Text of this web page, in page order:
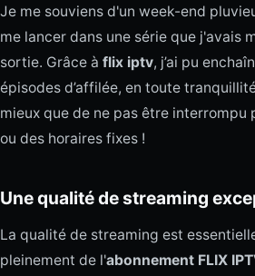
Je me souviens d'un week-end
me lancer dans une série que j'avais
sortie. Grâce à flix iptv, j’ai pu
épisodes d’affilée, en toute
mieux que de ne pas être interrompu
ou des horaires fixes !
Une qualité de streaming
La qualité de streaming est
pleinement de l'abonnement FLIX